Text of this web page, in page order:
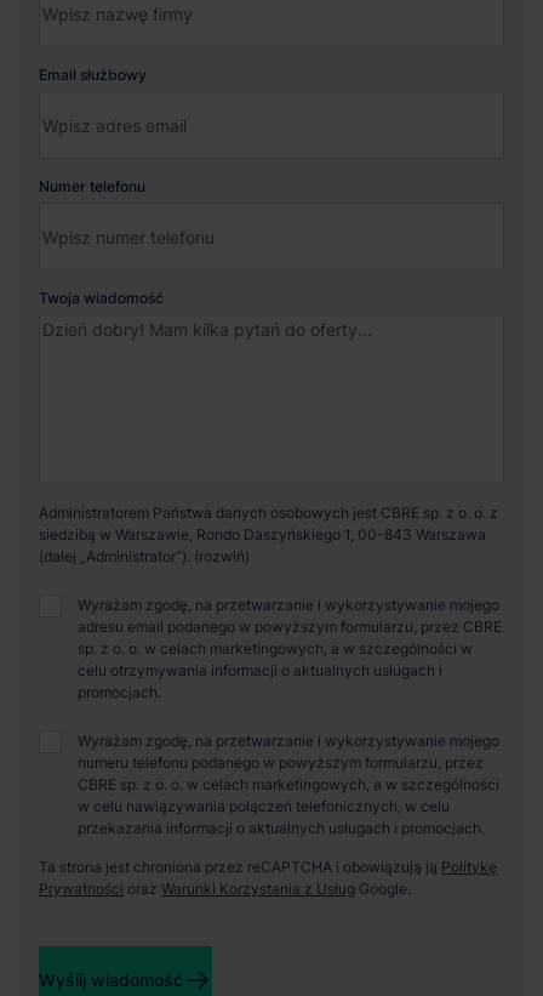
Email służbowy
Numer telefonu
Twoja wiadomość
Administratorem Państwa danych osobowych jest CBRE sp. z o. o. z
siedzibą w Warszawie, Rondo Daszyńskiego 1, 00-843 Warszawa
(dalej „Administrator”).
Wyrażam zgodę, na przetwarzanie i wykorzystywanie mojego
adresu email podanego w powyższym formularzu, przez CBRE
sp. z o. o. w celach marketingowych, a w szczególności w
celu otrzymywania informacji o aktualnych usługach i
promocjach.
Wyrażam zgodę, na przetwarzanie i wykorzystywanie mojego
numeru telefonu podanego w powyższym formularzu, przez
CBRE sp. z o. o. w celach marketingowych, a w szczególności
w celu nawiązywania połączeń telefonicznych, w celu
przekazania informacji o aktualnych usługach i promocjach.
Ta strona jest chroniona przez reCAPTCHA i obowiązują ją Politykę
Prywatności oraz Warunki Korzystania z Usług Google.
Wyślij wiadomość